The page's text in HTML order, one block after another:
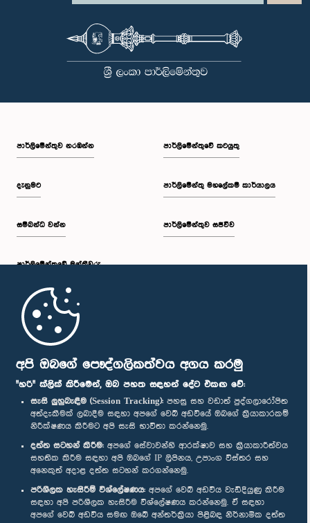
අපි ඔබගේ පෞද්ගලිකත්වය අගය කරමු
"හරි" ක්ලික් කිරීමෙන්, ඔබ පහත සඳහන් දේට එකඟ වේ:
සැසි ලුහුබැඳීම (Session Tracking): පහසු සහ වඩාත් පුද්ගලාරෝපිත
අත්දැකීමක් ලබාදීම සඳහා අපගේ වෙබ් අඩවියේ ඔබගේ ක්‍රියාකාරකම්
නිරීක්ෂණය කිරීමට අපි සැසි භාවිතා කරන්නෙමු.
දත්ත සටහන් කිරීම: අපගේ සේවාවන්හි ආරක්ෂාව සහ ක්‍රියාකාරීත්වය
සහතික කිරීම සඳහා අපි ඔබගේ IP ලිපිනය, උපාංග විස්තර සහ
අනෙකුත් අදාළ දත්ත සටහන් කරගන්නෙමු.
පරිශීලක හැසිරීම් විශ්ලේෂණය: අපගේ වෙබ් අඩවිය වැඩිදියුණු කිරීම
සඳහා අපි පරිශීලක හැසිරීම විශ්ලේෂණය කරන්නෙමු. ඒ සඳහා
අපගේ වෙබ් අඩවිය සමඟ ඔබේ අන්තර්ක්‍රියා පිළිබඳ නිර්නාමික දත්ත
පාර්ලි‌මේන්තුව නරඹන්න
දැනුමට
සම්බන්ධ වන්න
පාර්ලි‌මේන්තුවේ මන්ත්‍රීවරු
මුල් පිටුව
පාර්ලිමේන්තුවේ කටයුතු
පාර්ලිමේන්තු මහලේකම් කාර්යාලය
පාර්ලිමේන්තුව සජීවීව
පාර්ලිමේන්තු ජංගම යෙදුම
අප හා සම්බන්ධ වී සිටින්න :
සම්මාන